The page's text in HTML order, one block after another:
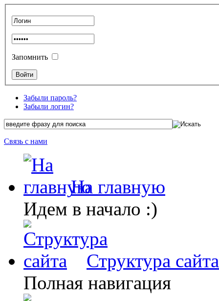
Запомнить
Забыли пароль?
Забыли логин?
Связь с нами
На главную
Идем в начало :)
Структура сайта
Полная навигация